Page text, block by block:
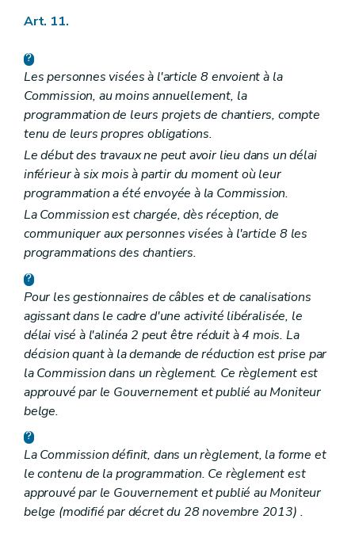
Art. 11.
Les personnes visées à l'article 8 envoient à la
Commission, au moins annuellement, la
programmation de leurs projets de chantiers, compte
tenu de leurs propres obligations.
Le début des travaux ne peut avoir lieu dans un délai
inférieur à six mois à partir du moment où leur
programmation a été envoyée à la Commission.
La Commission est chargée, dès réception, de
communiquer aux personnes visées à l'article 8 les
programmations des chantiers.
Pour les gestionnaires de câbles et de canalisations
agissant dans le cadre d'une activité libéralisée, le
délai visé à l'alinéa 2 peut être réduit à 4 mois. La
décision quant à la demande de réduction est prise par
la Commission dans un règlement. Ce règlement est
approuvé par le Gouvernement et publié auMoniteur
belge.
La Commission définit, dans un règlement, la forme et
le contenu de la programmation. Ce règlement est
approuvé par le Gouvernement et publié auMoniteur
belge (modifié par décret du 28 novembre 2013) .